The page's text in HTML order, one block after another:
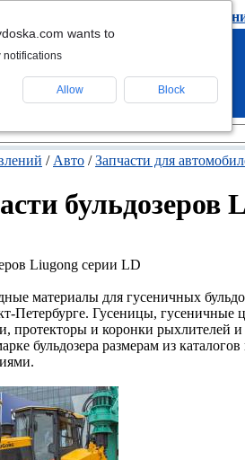
удалить
/ Авто /Запчасти для
бульдозеров
Liugong серии LD
материалы для гусеничных
Петербурге. Гусеницы,
протекторы и коронки рыхлителей
бульдозера размерам из
wants to
notifications
Allow Block